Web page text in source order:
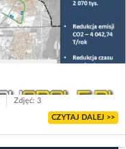
Zdjęć: 3
CZYTAJ DALEJ >>